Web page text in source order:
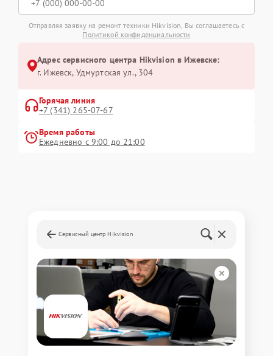
Отправляя заявку на ремонт техники Hikvision, Вы соглашаетесь с
Политикой конфиденциальности
Адрес сервисного центра Hikvision в Ижевске:
г. Ижевск, Удмуртская ул., 304
Горячая линия
+7 (341) 265-07-67
Время работы
Ежедневно с 9:00 до 21:00
Сервисный центр Hikvision